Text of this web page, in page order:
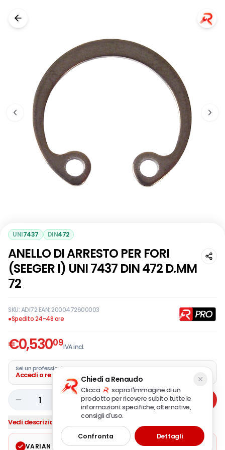
UNI7437 DIN472
ANELLO DI ARRESTO PER FORI
(SEEGER I) UNI 7437 DIN 472 D.MM
72
SKU:ADI72·EAN:2000472600003
●Spedito 24-48 ore
€0,53009IVA incl.
Sei un professionista?
Accedi o registra la tua azienda
1 Aggiungi
Vedi descrizione completa
VARIANTE SELEZIONATA Modifica
Chiedi a Renaudo
Clicca
sopra l'immagine di un
prodotto per ricevere subito tutte le
informazioni: specifiche, alternative,
consigli d'uso.
Confronta Dettagli